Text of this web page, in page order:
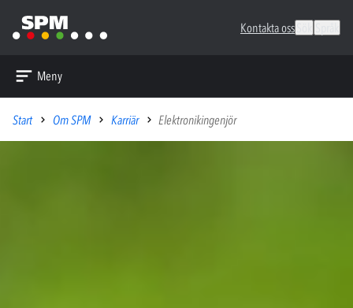
Kontakta oss
Meny
Start Om SPM Karriär Elektronikingenjör